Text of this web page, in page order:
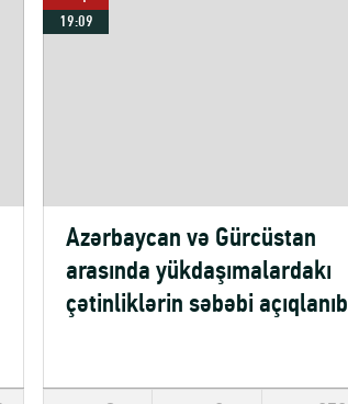
19:09
Azərbaycan və Gürcüstan
arasında yükdaşımalardakı
çətinliklərin səbəbi açıqlanıb